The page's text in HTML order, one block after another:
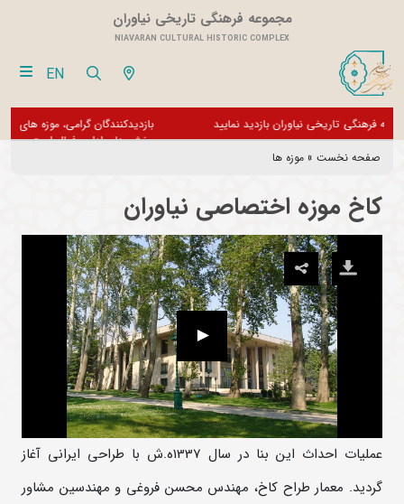
مجموعه فرهنگی تاریخی نیاوران
NIAVARAN CULTURAL HISTORIC COMPLEX
EN
از تور مجازی 360 درجه مجموعه فرهنگی تاریخی نیاوران بازدید نمایید
صفحه نخست » موزه ها
کاخ موزه اختصاصی نیاوران
عملیات احداث این بنا در سال 1337ه.ش با طراحی ایرانی آغاز
گردید. معمار طراح کاخ، مهندس محسن فروغی و مهندسین مشاور